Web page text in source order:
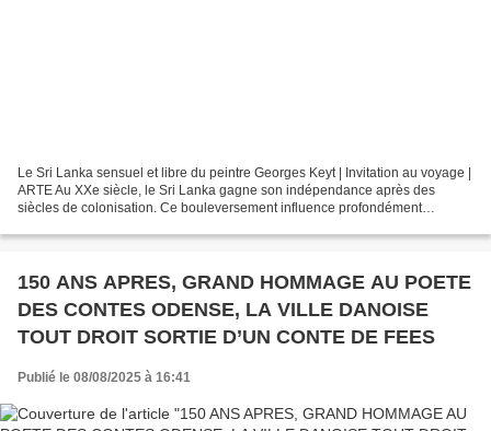
Le Sri Lanka sensuel et libre du peintre Georges Keyt | Invitation au voyage |
ARTE Au XXe siècle, le Sri Lanka gagne son indépendance après des
siècles de colonisation. Ce bouleversement influence profondément
150 ANS APRES, GRAND HOMMAGE AU POETE
DES CONTES ODENSE, LA VILLE DANOISE
TOUT DROIT SORTIE D’UN CONTE DE FEES
Publié le 08/08/2025 à 16:41